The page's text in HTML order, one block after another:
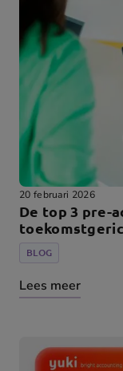
20 februari 2026
De top 3 pre-
BLOG
Lees meer